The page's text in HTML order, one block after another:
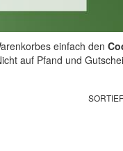
einfach den
auf Pfand und